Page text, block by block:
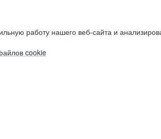
работу нашего веб-сайта и
cookie